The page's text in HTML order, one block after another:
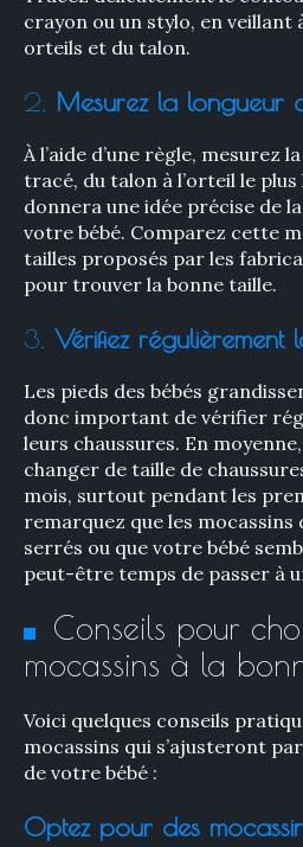
crayon ou un stylo, en veillant
orteils et du talon.
2. Mesurez la longueur
À l’aide d’une règle, mesurez
tracé, du talon à l’orteil le plus
donnera une idée précise de
votre bébé. Comparez cette
tailles proposés par les
pour trouver la bonne taille.
3. Vérifiez régulièrement
Les pieds des bébés
donc important de vérifier
leurs chaussures. En
changer de taille de
mois, surtout pendant les
remarquez que les
serrés ou que votre bébé
peut-être temps de passer à
Conseils pour
mocassins à la
Voici quelques conseils
mocassins qui s’ajusteront
de votre bébé :
Optez pour des